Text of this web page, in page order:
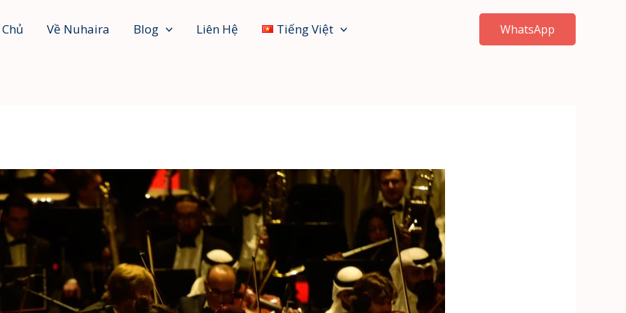
Về Nuhaira Blog Liên Hệ Tiếng Việt WhatsApp